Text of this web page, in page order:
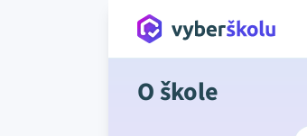
O škole